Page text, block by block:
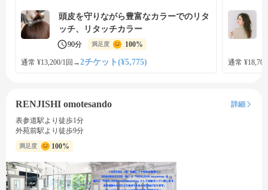
頭皮を守りながら豊富なカラーでのリタ
ッチ、リタッチカラー
90分 満足度 100%
通常 ¥13,200/1回 →2チケット(¥5,775) 通常
RENJISHI omotesando
詳細
表参道駅より徒歩1分
外苑前駅より徒歩9分
満足度 100%